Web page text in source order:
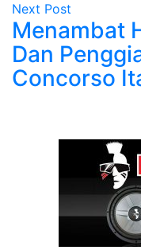
Next Post
Menambat
Dan
Concorso